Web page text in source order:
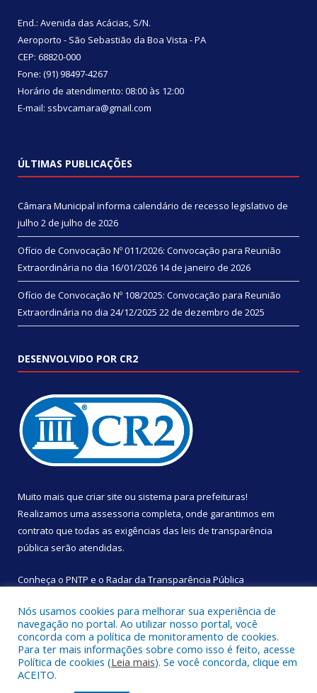
End.: Avenida das Acácias, S/N.
Aeroporto - São Sebastião da Boa Vista - PA
CEP: 68820-000
Fone: (91) 98497-4267
Horário de atendimento: 08:00 às 12:00
E-mail: ssbvcamara@gmail.com
ÚLTIMAS PUBLICAÇÕES
Câmara Municipal informa calendário de recesso legislativo de
julho 2 de julho de 2026
Ofício de Convocação Nº 011/2026: Convocação para Reunião
Extraordinária no dia 16/01/2026 14 de janeiro de 2026
Ofício de Convocação Nº 108/2025: Convocação para Reunião
Extraordinária no dia 24/12/2025 22 de dezembro de 2025
DESENVOLVIDO POR CR2
Muito mais que criar site ou sistema para prefeituras!
Realizamos uma assessoria completa, onde garantimos em
contrato que todas as exigências das leis de transparência
pública serão atendidas.
Conheça o PNTP e o Radar da Transparência Pública
Todos os direitos reservados a Câmara Municipal de São
Sebastião da Boa Vista.
Nós usamos cookies para melhorar sua experiência de
navegação no portal. Ao utilizar nosso portal, você
concorda com a política de monitoramento de cookies.
Para ter mais informações sobre como isso é feito, acesse
Política de cookies (Leia mais). Se você concorda, clique em
ACEITO.